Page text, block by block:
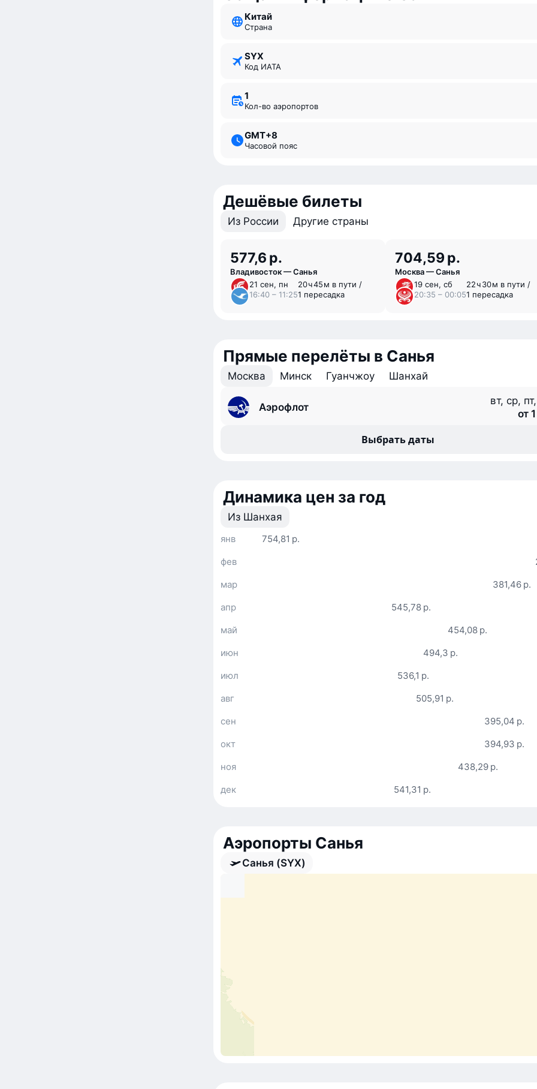
Китай
Страна
SYX
Код ИАТА
1
Кол-во аэропортов
GMT+8
Часовой пояс
Дешёвые билеты
Из России Другие страны
577,6 р.
Владивосток — Санья
21 сен, пн
16:40 – 11:25
20 ⁠ч 45 ⁠м в пути /
1 пересадка
704,59 р.
Москва — Санья
19 сен, сб
20:35 – 00:05
22 ⁠ч 30 ⁠м в пути /
1 пересадка
Прямые перелёты в Санья
Москва Минск Гуанчжоу Шанхай
Аэрофлот
вт, ср,
от
Выбрать даты
Динамика цен за год
Из Шанхая
754,81 р.
янв
фев
381,46 р.
мар
545,78 р.
апр
454,08 р.
май
494,3 р.
июн
536,1 р.
июл
505,91 р.
авг
395,04 р.
сен
394,93 р.
окт
438,29 р.
ноя
541,31 р.
дек
Аэропорты Санья
Санья (SYX)